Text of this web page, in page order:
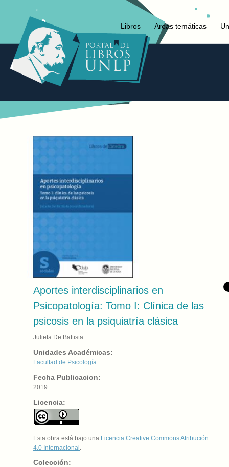
Libros Areas temáticas
Aportes interdisciplinarios en
Psicopatología: Tomo I: Clínica de las
psicosis en la psiquiatría clásica
Julieta De Battista
Unidades Académicas:
Facultad de Psicología
Fecha Publicacion:
2019
Licencia:
Esta obra está bajo una Licencia Creative Commons Atribución
4.0 Internacional
Colección: